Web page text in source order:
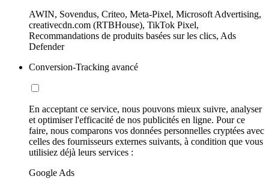
AWIN, Sovendus, Criteo, Meta-Pixel, Microsoft Advertising,
creativecdn.com (RTBHouse), TikTok Pixel,
Recommandations de produits basées sur les clics, Ads
Defender
Conversion-Tracking avancé
En acceptant ce service, nous pouvons mieux suivre, analyser
et optimiser l'efficacité de nos publicités en ligne. Pour ce
faire, nous comparons vos données personnelles cryptées avec
celles des fournisseurs externes suivants, à condition que vous
utilisiez déjà leurs services :
Google Ads